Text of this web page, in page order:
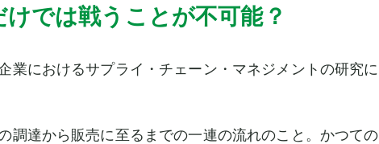
では戦うことが不可能？
業におけるサプライ・チェーン・マネジメントの研究に
調達から販売に至るまでの一連の流れのこと。かつての